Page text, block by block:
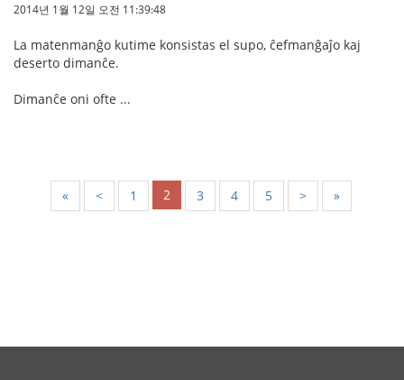
2014년 1월 12일 오전 11:39:48
La matenmanĝo kutime konsistas el supo, ĉefmanĝaĵo kaj
deserto dimanĉe.
Dimanĉe oni ofte ...
« < 1 2 3 4 5 > »